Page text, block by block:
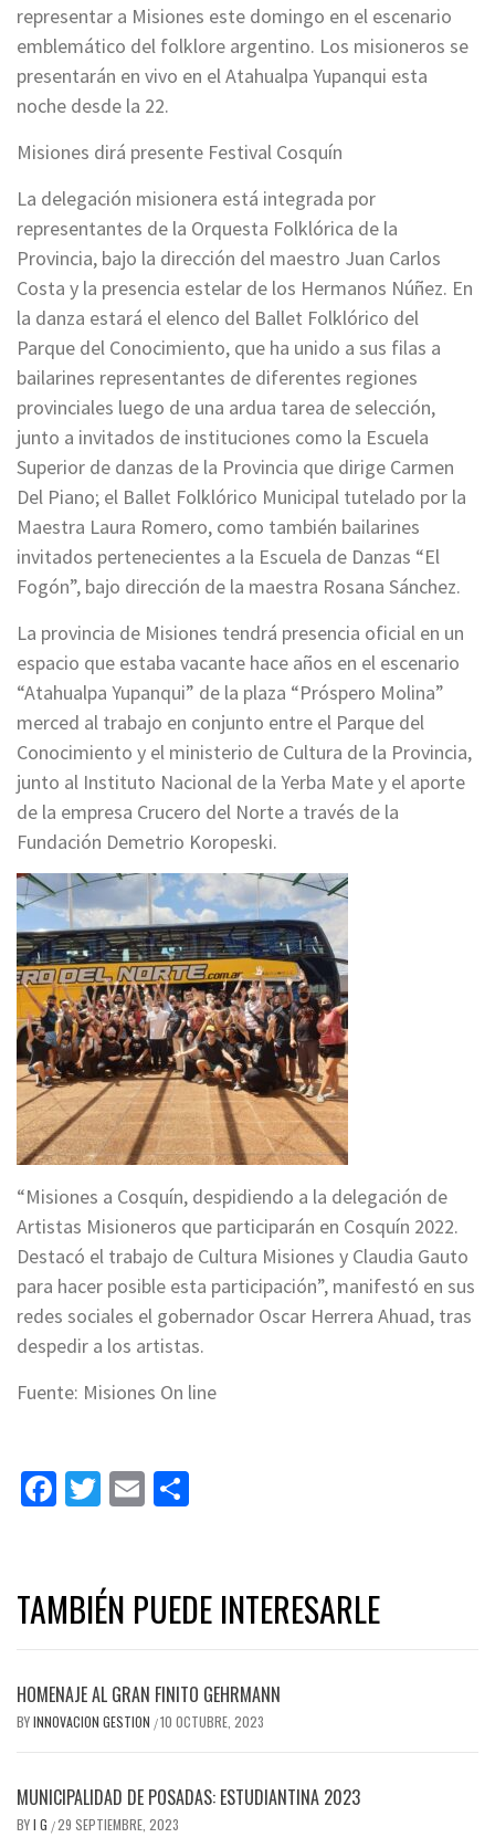
representar a Misiones este domingo en el escenario
emblemático del folklore argentino. Los misioneros se
presentarán en vivo en el Atahualpa Yupanqui esta
noche desde la 22.
Misiones dirá presente Festival Cosquín
La delegación misionera está integrada por
representantes de la Orquesta Folklórica de la
Provincia, bajo la dirección del maestro Juan Carlos
Costa y la presencia estelar de los Hermanos Núñez. En
la danza estará el elenco del Ballet Folklórico del
Parque del Conocimiento, que ha unido a sus filas a
bailarines representantes de diferentes regiones
provinciales luego de una ardua tarea de selección,
junto a invitados de instituciones como la Escuela
Superior de danzas de la Provincia que dirige Carmen
Del Piano; el Ballet Folklórico Municipal tutelado por la
Maestra Laura Romero, como también bailarines
invitados pertenecientes a la Escuela de Danzas “El
Fogón”, bajo dirección de la maestra Rosana Sánchez.
La provincia de Misiones tendrá presencia oficial en un
espacio que estaba vacante hace años en el escenario
“Atahualpa Yupanqui” de la plaza “Próspero Molina”
merced al trabajo en conjunto entre el Parque del
Conocimiento y el ministerio de Cultura de la Provincia,
junto al Instituto Nacional de la Yerba Mate y el aporte
de la empresa Crucero del Norte a través de la
Fundación Demetrio Koropeski.
“Misiones a Cosquín, despidiendo a la delegación de
Artistas Misioneros que participarán en Cosquín 2022.
Destacó el trabajo de Cultura Misiones y Claudia Gauto
para hacer posible esta participación”, manifestó en sus
redes sociales el gobernador Oscar Herrera Ahuad, tras
despedir a los artistas.
Fuente: Misiones On line
Facebook
Twitter
Email
TAMBIÉN PUEDE INTERESARLE
HOMENAJE AL GRAN FINITO GEHRMANN
BYINNOVACION GESTION /10 OCTUBRE, 2023
MUNICIPALIDAD DE POSADAS: ESTUDIANTINA 2023
BYI G /29 SEPTIEMBRE, 2023